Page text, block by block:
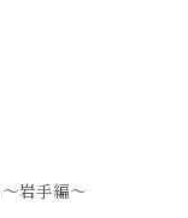
岩手編～